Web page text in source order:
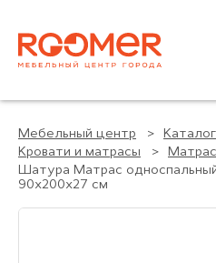
Мебельный центр
Каталог
Кровати и матрасы
Шатура Матрас
90x200x27 см